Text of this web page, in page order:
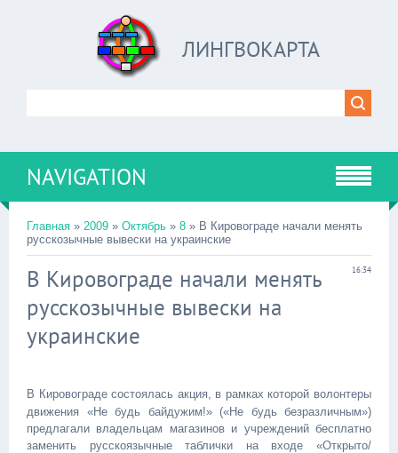
ЛИНГВОКАРТА
NAVIGATION
Главная » 2009 » Октябрь » 8 » В Кировограде начали менять
русскозычные вывески на украинские
16:34
В Кировограде начали менять
русскозычные вывески на
украинские
В Кировограде состоялась акция, в рамках которой волонтеры
движения «Не будь байдужим!» («Не будь безразличным»)
предлагали владельцам магазинов и учреждений бесплатно
заменить русскоязычные таблички на входе «Открыто/